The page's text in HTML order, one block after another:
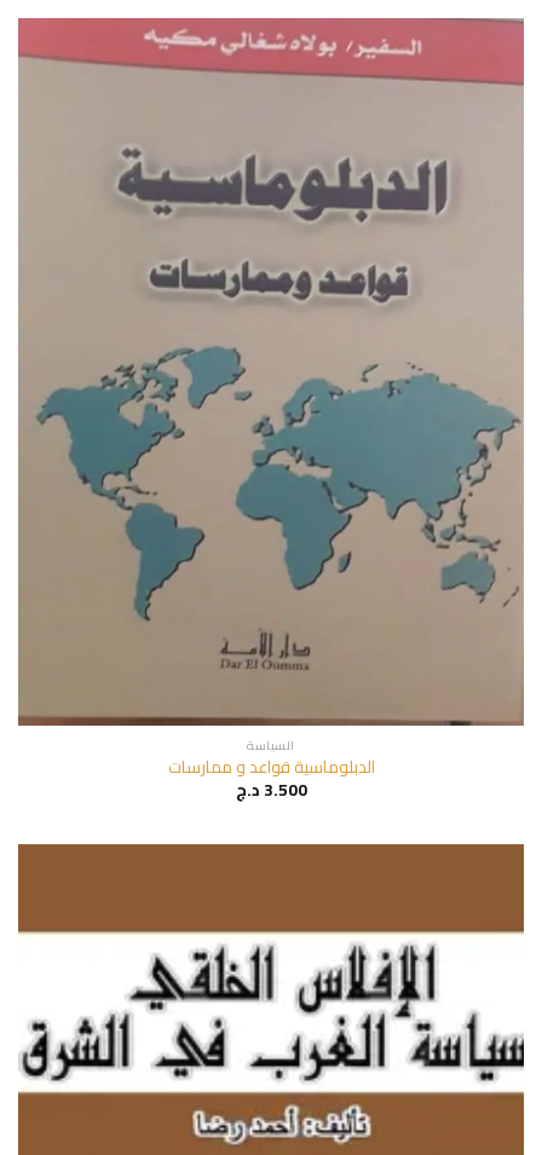
السياسة
الدبلوماسية قواعد و ممارسات
3.500د.ج